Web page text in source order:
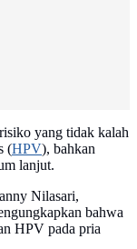
yang tidak kalah
(HPV), bahkan
lanjut.
Nilasari,
bahwa
HPV pada pria